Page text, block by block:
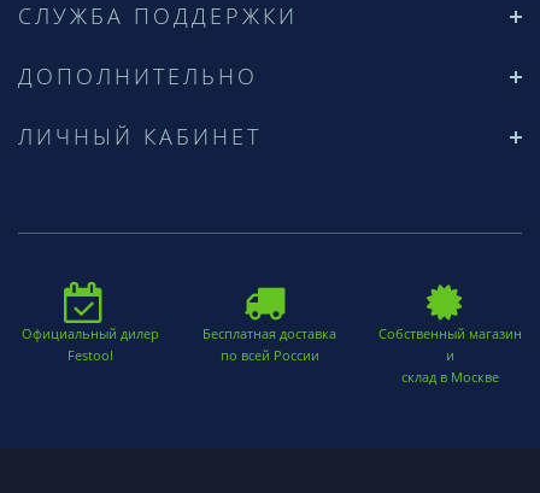
СЛУЖБА ПОДДЕРЖКИ
ДОПОЛНИТЕЛЬНО
ЛИЧНЫЙ КАБИНЕТ
Официальный дилер
Festool
Бесплатная доставка
по всей России
Собственный магазин
и
склад в Москве